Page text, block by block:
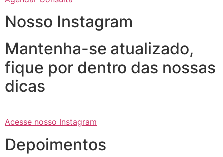
Nosso Instagram
Mantenha-se atualizado,
fique por dentro das nossas
dicas
Acesse nosso Instagram
Depoimentos